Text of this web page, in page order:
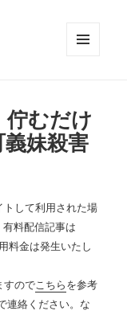
むだけ
妹殺害
して利用された場
料配信記事は
料金は発生いたし
すのでこちらを参考
連絡ください。な